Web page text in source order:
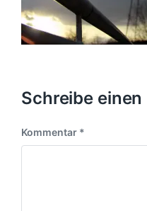
Schreibe
Kommentar *